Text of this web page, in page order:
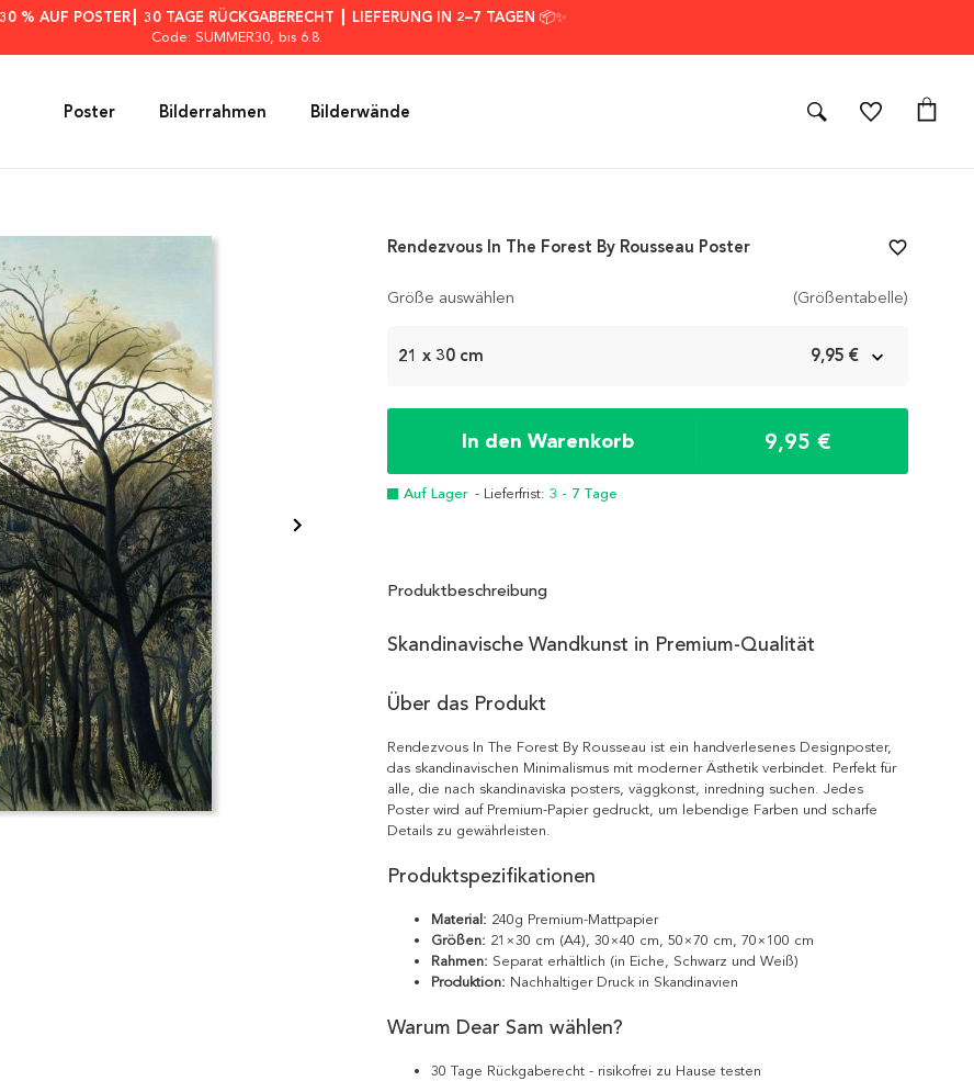
% AUF POSTER┃ 30 TAGE RÜCKGABERECHT ┃ LIEFERUNG IN 2–7 TAGEN 📦✨
Code: SUMMER30, bis 6.8.
Poster Bilderrahmen Bilderwände
Größe auswählen (Größentabelle)
21 x 30 cm 9,95 €
In den Warenkorb 9,95 €
Auf Lager - Lieferfrist: 3 - 7 Tage
Rendezvous In The Forest By Rousseau Poster favorite_border
Produktbeschreibung
Skandinavische Wandkunst in Premium-Qualität
Über das Produkt
Rendezvous In The Forest By Rousseau ist ein handverlesenes Designposter,
das skandinavischen Minimalismus mit moderner Ästhetik verbindet. Perfekt für
alle, die nach skandinaviska posters, väggkonst, inredning suchen. Jedes
Poster wird auf Premium-Papier gedruckt, um lebendige Farben und scharfe
Details zu gewährleisten.
Produktspezifikationen
Material: 240g Premium-Mattpapier
Größen: 21×30 cm (A4), 30×40 cm, 50×70 cm, 70×100 cm
Rahmen: Separat erhältlich (in Eiche, Schwarz und Weiß)
Produktion: Nachhaltiger Druck in Skandinavien
Warum Dear Sam wählen?
30 Tage Rückgaberecht - risikofrei zu Hause testen